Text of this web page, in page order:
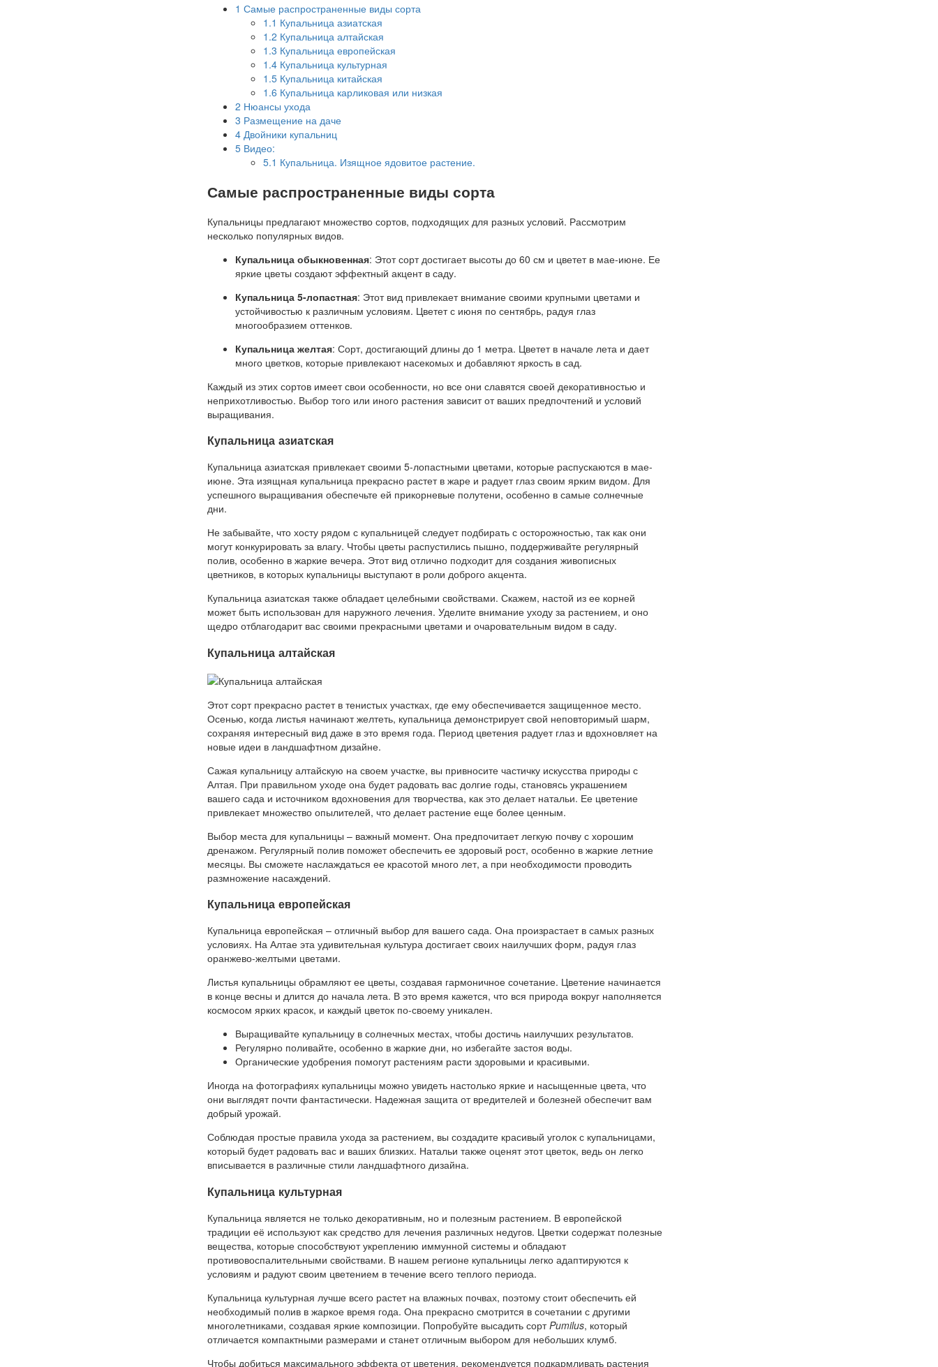
1 Самые распространенные виды сорта
1.1 Купальница азиатская
1.2 Купальница алтайская
1.3 Купальница европейская
1.4 Купальница культурная
1.5 Купальница китайская
1.6 Купальница карликовая или низкая
2 Нюансы ухода
3 Размещение на даче
4 Двойники купальниц
5 Видео:
5.1 Купальница. Изящное ядовитое растение.
Самые распространенные виды сорта
Купальницы предлагают множество сортов, подходящих для разных условий. Рассмотрим
несколько популярных видов.
Купальница обыкновенная: Этот сорт достигает высоты до 60 см и цветет в мае-июне. Ее
яркие цветы создают эффектный акцент в саду.
Купальница 5-лопастная: Этот вид привлекает внимание своими крупными цветами и
устойчивостью к различным условиям. Цветет с июня по сентябрь, радуя глаз
многообразием оттенков.
Купальница желтая: Сорт, достигающий длины до 1 метра. Цветет в начале лета и дает
много цветков, которые привлекают насекомых и добавляют яркость в сад.
Каждый из этих сортов имеет свои особенности, но все они славятся своей декоративностью и
неприхотливостью. Выбор того или иного растения зависит от ваших предпочтений и условий
выращивания.
Купальница азиатская
Купальница азиатская привлекает своими 5-лопастными цветами, которые распускаются в мае-
июне. Эта изящная купальница прекрасно растет в жаре и радует глаз своим ярким видом. Для
успешного выращивания обеспечьте ей прикорневые полутени, особенно в самые солнечные
дни.
Не забывайте, что хосту рядом с купальницей следует подбирать с осторожностью, так как они
могут конкурировать за влагу. Чтобы цветы распустились пышно, поддерживайте регулярный
полив, особенно в жаркие вечера. Этот вид отлично подходит для создания живописных
цветников, в которых купальницы выступают в роли доброго акцента.
Купальница азиатская также обладает целебными свойствами. Скажем, настой из ее корней
может быть использован для наружного лечения. Уделите внимание уходу за растением, и оно
щедро отблагодарит вас своими прекрасными цветами и очаровательным видом в саду.
Купальница алтайская
Этот сорт прекрасно растет в тенистых участках, где ему обеспечивается защищенное место.
Осенью, когда листья начинают желтеть, купальница демонстрирует свой неповторимый шарм,
сохраняя интересный вид даже в это время года. Период цветения радует глаз и вдохновляет на
новые идеи в ландшафтном дизайне.
Сажая купальницу алтайскую на своем участке, вы привносите частичку искусства природы с
Алтая. При правильном уходе она будет радовать вас долгие годы, становясь украшением
вашего сада и источником вдохновения для творчества, как это делает натальи. Ее цветение
привлекает множество опылителей, что делает растение еще более ценным.
Выбор места для купальницы – важный момент. Она предпочитает легкую почву с хорошим
дренажом. Регулярный полив поможет обеспечить ее здоровый рост, особенно в жаркие летние
месяцы. Вы сможете наслаждаться ее красотой много лет, а при необходимости проводить
размножение насаждений.
Купальница европейская
Купальница европейская – отличный выбор для вашего сада. Она произрастает в самых разных
условиях. На Алтае эта удивительная культура достигает своих наилучших форм, радуя глаз
оранжево-желтыми цветами.
Листья купальницы обрамляют ее цветы, создавая гармоничное сочетание. Цветение начинается
в конце весны и длится до начала лета. В это время кажется, что вся природа вокруг наполняется
космосом ярких красок, и каждый цветок по-своему уникален.
Выращивайте купальницу в солнечных местах, чтобы достичь наилучших результатов.
Регулярно поливайте, особенно в жаркие дни, но избегайте застоя воды.
Органические удобрения помогут растениям расти здоровыми и красивыми.
Иногда на фотографиях купальницы можно увидеть настолько яркие и насыщенные цвета, что
они выглядят почти фантастически. Надежная защита от вредителей и болезней обеспечит вам
добрый урожай.
Соблюдая простые правила ухода за растением, вы создадите красивый уголок с купальницами,
который будет радовать вас и ваших близких. Натальи также оценят этот цветок, ведь он легко
вписывается в различные стили ландшафтного дизайна.
Купальница культурная
Купальница является не только декоративным, но и полезным растением. В европейской
традиции её используют как средство для лечения различных недугов. Цветки содержат полезные
вещества, которые способствуют укреплению иммунной системы и обладают
противовоспалительными свойствами. В нашем регионе купальницы легко адаптируются к
условиям и радуют своим цветением в течение всего теплого периода.
Купальница культурная лучше всего растет на влажных почвах, поэтому стоит обеспечить ей
необходимый полив в жаркое время года. Она прекрасно смотрится в сочетании с другими
многолетниками, создавая яркие композиции. Попробуйте высадить сортPumilus, который
отличается компактными размерами и станет отличным выбором для небольших клумб.
Чтобы добиться максимального эффекта от цветения, рекомендуется подкармливать растения